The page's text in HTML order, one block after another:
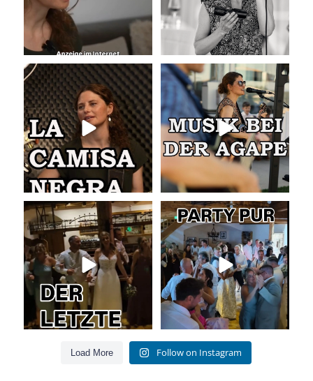
La Camisa Negra
Wir lieben...
50 0
Musik bei der Agape
Was passiert...
54 4
Abschlusslied der Hochzeit
Was für ein...
53 0
Party pur mit mit den besten Hits
für Jung und Alt...
55 0
Load More Follow on Instagram